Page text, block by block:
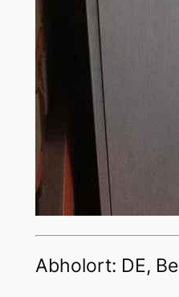
Abholort: DE,